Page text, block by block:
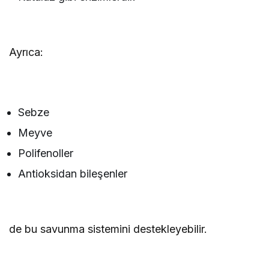
Ayrıca:
Sebze
Meyve
Polifenoller
Antioksidan bileşenler
de bu savunma sistemini destekleyebilir.